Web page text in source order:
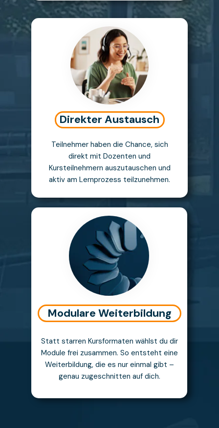
Teilnehmer haben die Chance, sich
direkt mit Dozenten und
Kursteilnehmern auszutauschen und
aktiv am Lernprozess teilzunehmen.
Direkter Austausch
Modulare Weiterbildung
Statt starren Kursformaten wählst du dir
Module frei zusammen. So entsteht eine
Weiterbildung, die es nur einmal gibt –
genau zugeschnitten auf dich.